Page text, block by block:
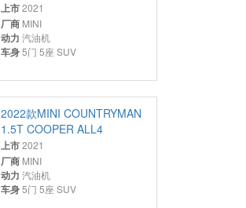
上市2021
厂商 MINI
动力 汽油机
车身5门 5座 SUV
2022款MINI COUNTRYMAN
1.5T COOPER ALL4
上市2021
厂商 MINI
动力 汽油机
车身5门 5座 SUV